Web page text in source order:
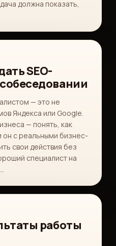
должна показать,
SEO-
— это не
Яндекса или Google.
— понять, как
он с реальными бизнес-
свои действия без
специалист на
работы